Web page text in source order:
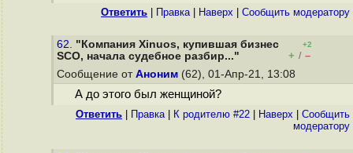
Ответить Правка| Наверх Cообщить модератору
62. "Компания Xinuos, купившая бизнес
SCO, начала судебное разбир..."
+2
+ / –
Сообщение от Аноним (62), 01-Апр-21, 13:08
А до этого был женщиной?
Ответить Правка| К родителю #22 Наверх
Cообщить
модератору